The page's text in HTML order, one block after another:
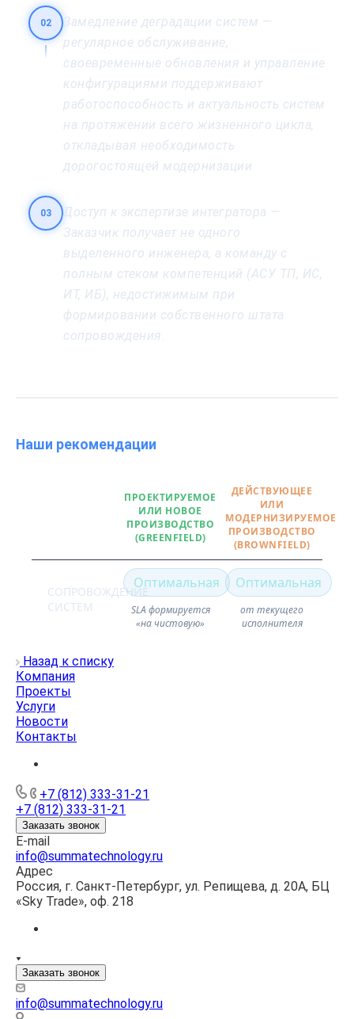
02
Замедление деградации систем —
регулярное обслуживание,
своевременные обновления и управление
конфигурациями поддерживают
работоспособность и актуальность систем
на протяжении всего жизненного цикла,
откладывая необходимость
дорогостоящей модернизации.
03
Доступ к экспертизе интегратора —
Заказчик получает не одного
выделенного инженера, а команду с
полным стеком компетенций (АСУ ТП, ИС,
ИТ, ИБ), недостижимым при
формировании собственного штата
сопровождения.
Наши рекомендации
ПРОЕКТИРУЕМОЕ
ИЛИ НОВОЕ
ПРОИЗВОДСТВО
(GREENFIELD)
ДЕЙСТВУЮЩЕЕ
ИЛИ
МОДЕРНИЗИРУЕМОЕ
ПРОИЗВОДСТВО
(BROWNFIELD)
СОПРОВОЖДЕНИЕ
СИСТЕМ
Оптимальная
SLA формируется
«на чистовую»
Оптимальная
от текущего
исполнителя
Назад к списку
Компания
Проекты
Услуги
Новости
Контакты
+7 (812) 333-31-21
+7 (812) 333-31-21
Заказать звонок
E-mail
info@summatechnology.ru
Адрес
Россия, г. Санкт-Петербург, ул. Репищева, д. 20А, БЦ
«Sky Trade», оф. 218
Заказать звонок
info@summatechnology.ru